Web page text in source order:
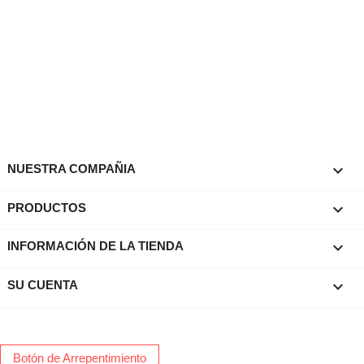
NUESTRA COMPAÑIA 
PRODUCTOS 
INFORMACIÓN DE LA TIENDA keyboard_arrow_down
SU CUENTA 
Botón de Arrepentimiento